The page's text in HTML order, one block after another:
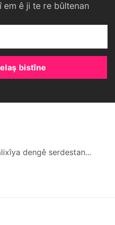
ê ji te re bûltenan
bistîne
dengê serdestan...